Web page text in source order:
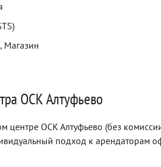
Магазин
ОСК Алтуфьево
центре ОСК Алтуфьево (без
подход к арендаторам